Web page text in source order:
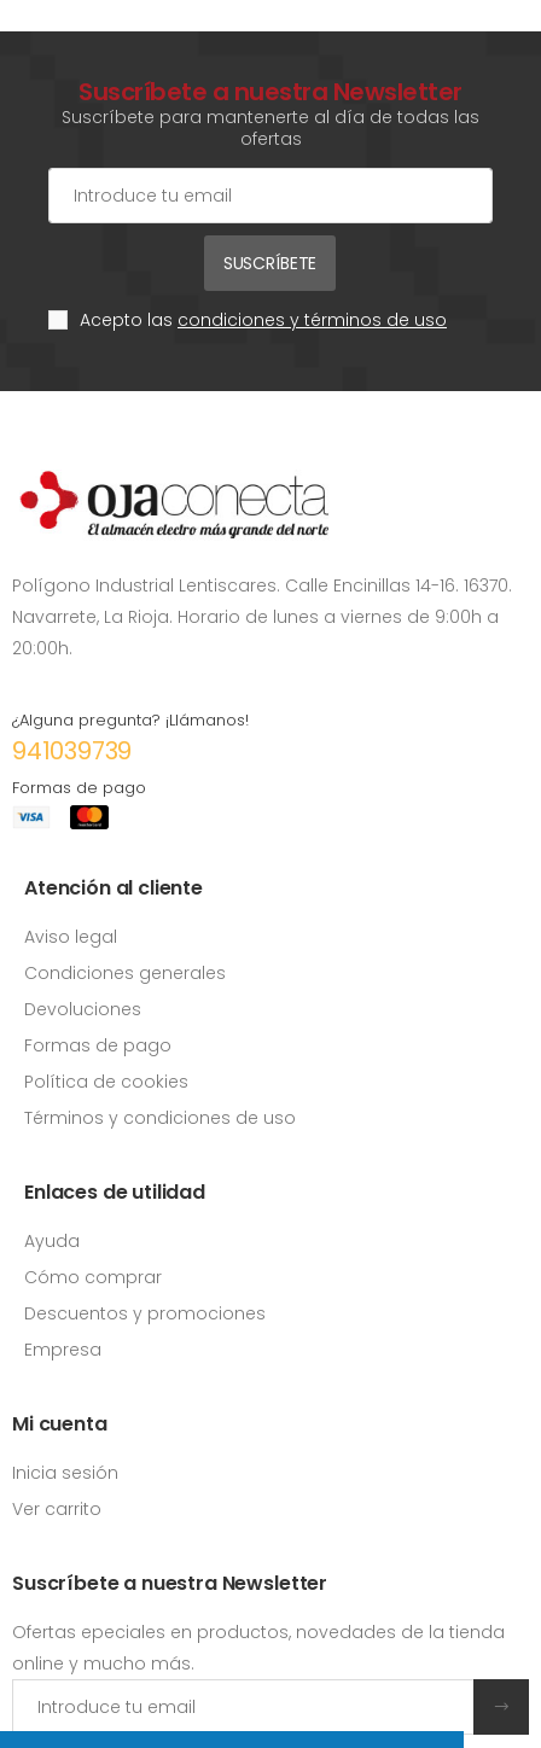
Suscríbete a nuestra Newsletter
Suscríbete para mantenerte al día de todas las
ofertas
SUSCRÍBETE
Acepto las condiciones y términos de uso
Polígono Industrial Lentiscares. Calle Encinillas 14-16. 16370.
Navarrete, La Rioja. Horario de lunes a viernes de 9:00h a
20:00h.
¿Alguna pregunta? ¡Llámanos!
941039739
Formas de pago
Atención al cliente
Aviso legal
Condiciones generales
Devoluciones
Formas de pago
Política de cookies
Términos y condiciones de uso
Enlaces de utilidad
Ayuda
Cómo comprar
Descuentos y promociones
Empresa
Mi cuenta
Inicia sesión
Ver carrito
Suscríbete a nuestra Newsletter
Ofertas epeciales en productos, novedades de la tienda
online y mucho más.